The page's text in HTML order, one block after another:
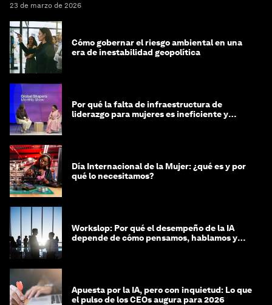
23 de marzo de 2026
Cómo gobernar el riesgo ambiental en una
era de inestabilidad geopolítica
Por qué la falta de infraestructura de
liderazgo para mujeres es ineficiente y
Día Internacional de la Mujer: ¿qué es y por
qué lo necesitamos?
Workslop: Por qué el desempeño de la IA
depende de cómo pensamos, hablamos y
Apuesta por la IA, pero con inquietud: Lo que
el pulso de los CEOs augura para 2026